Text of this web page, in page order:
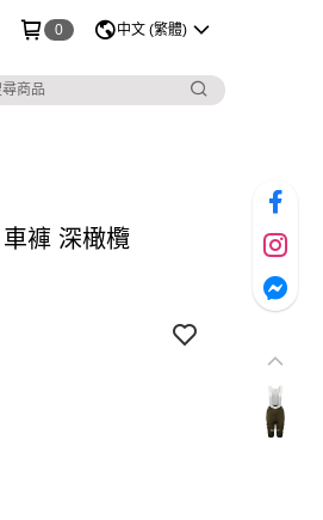
0 中文 (繁體)
褲 深橄欖